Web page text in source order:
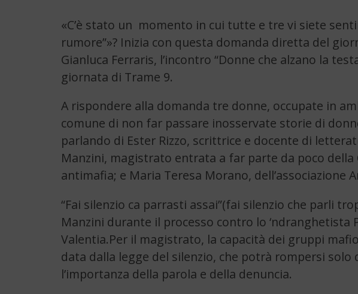
«C’è stato un momento in cui tutte e tre vi siete
rumore”»? Inizia con questa domanda diretta del
Gianluca Ferraris, l’incontro “Donne che alzano la
giornata di Trame 9.
A rispondere alla domanda tre donne, occupate in
comune di non far passare inosservate storie di
parlando di Ester Rizzo, scrittrice e docente di
Manzini, magistrato entrata a far parte da poco
antimafia; e Maria Teresa Morano, dell’associazione
“Fai silenzio ca parrasti assai”(fai silenzio che parli
Manzini durante il processo contro lo ‘ndranghetista
Valentia.Per il magistrato, la capacità dei gruppi
data dalla legge del silenzio, che potrà rompersi
l’importanza della parola e della denuncia.